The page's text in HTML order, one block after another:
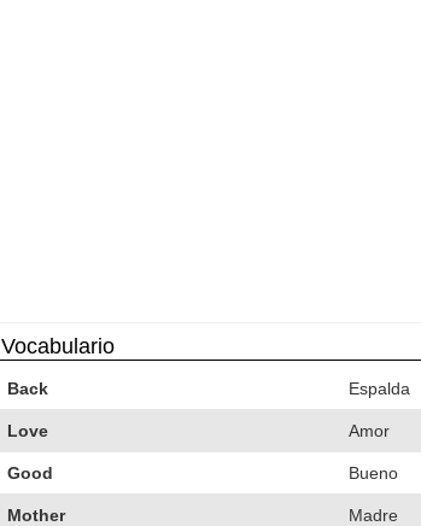
Vocabulario
Back Espalda
Love Amor
Good Bueno
Mother Madre